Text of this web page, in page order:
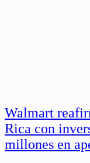
Walmart
Rica con
millones en